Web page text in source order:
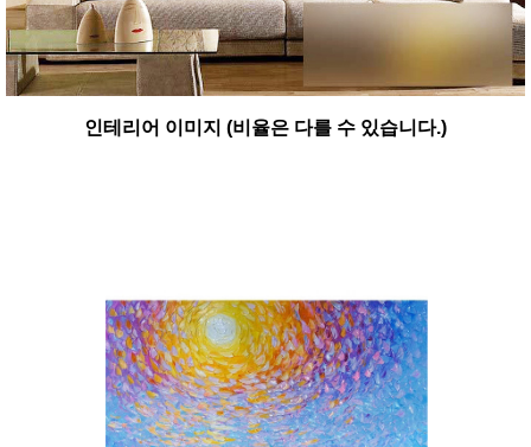
인테리어 이미지 (비율은 다를 수 있습니다.)